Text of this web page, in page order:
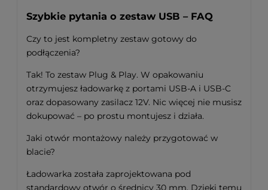
Szybkie pytania o zestaw USB – FAQ
Czy to jest kompletny zestaw gotowy do
podłączenia?
Tak! To zestaw Plug & Play. W opakowaniu
otrzymujesz ładowarkę z portami USB-A i USB-C
oraz dopasowany zasilacz 12V. Nic więcej nie musisz
dokupować – po prostu montujesz i działa.
Jaki otwór montażowy należy przygotować w
blacie?
Ładowarka została zaprojektowana pod
standardowy otwór o średnicy 30 mm. Dzięki temu